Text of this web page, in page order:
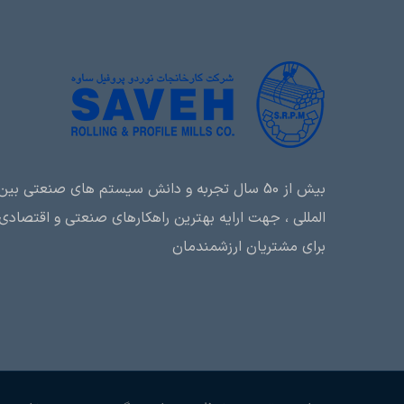
بیش از 50 سال تجربه و دانش سیستم های صنعتی
المللی ، جهت ارایه بهترین راهکارهای صنعتی و اقتصادی
برای مشتریان ارزشمندمان